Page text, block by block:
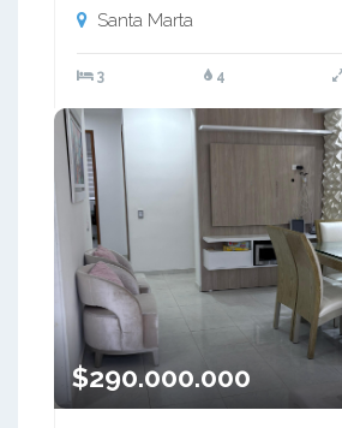
Santa Marta
3 4
$290.000.000